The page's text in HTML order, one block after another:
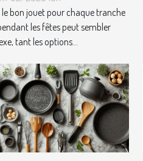
?
le bon jouet pour chaque tranche
les fêtes peut sembler
tant les options...